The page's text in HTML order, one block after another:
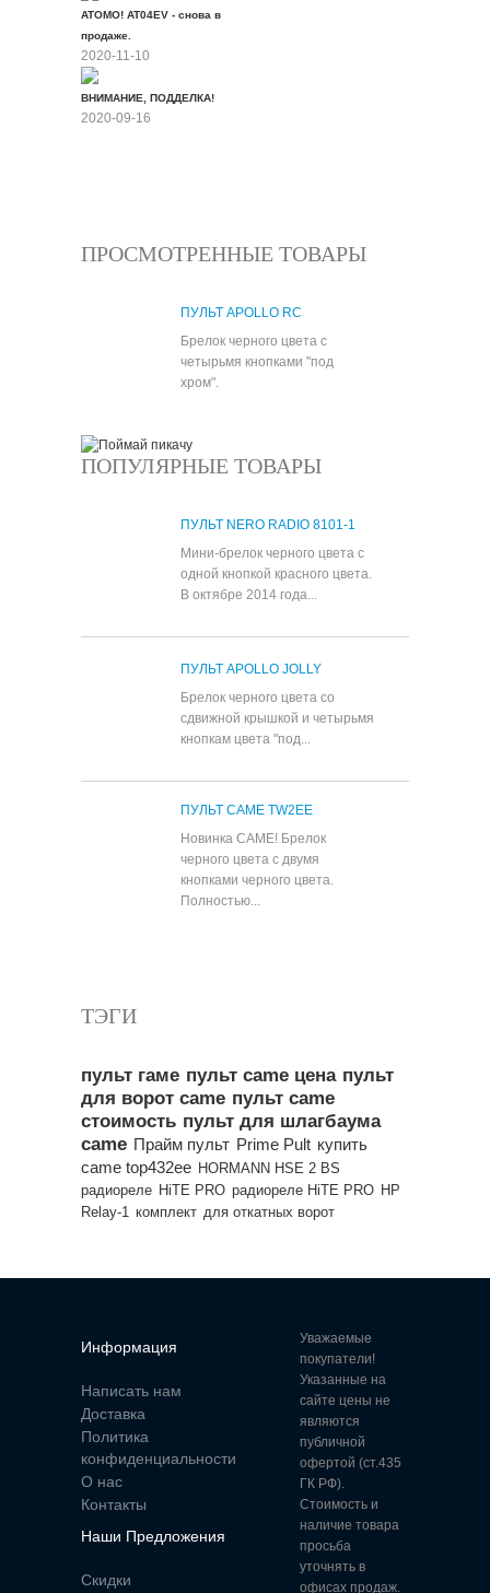
ATOMO! AT04EV - снова в
продаже.
2020-11-10
ВНИМАНИЕ, ПОДДЕЛКА!
2020-09-16
ПРОСМОТРЕННЫЕ ТОВАРЫ
ПУЛЬТ APOLLO RC
Брелок черного цвета с
четырьмя кнопками "под
хром".
ПОПУЛЯРНЫЕ ТОВАРЫ
ПУЛЬТ NERO RADIO 8101-1
Мини-брелок черного цвета с
одной кнопкой красного цвета.
В октябре 2014 года...
ПУЛЬТ APOLLO JOLLY
Брелок черного цвета со
сдвижной крышкой и четырьмя
кнопкам цвета "под...
ПУЛЬТ CAME TW2EE
Новинка CAME! Брелок
черного цвета с двумя
кнопками черного цвета.
Полностью...
ТЭГИ
пульт гаме пульт came цена пульт
для ворот came пульт came
стоимость пульт для шлагбаума
came Прайм пульт Prime Pult купить
came top432ee HORMANN HSE 2 BS
радиореле HiTE PRO радиореле HiTE PRO HP
Relay-1 комплект для откатных ворот
Информация
Написать нам
Доставка
Политика
конфиденциальности
О нас
Контакты
Наши Предложения
Скидки
Уважаемые
покупатели!
Указанные на
сайте цены не
являются
публичной
офертой (ст.435
ГК РФ).
Стоимость и
наличие товара
просьба
уточнять в
офисах продаж.